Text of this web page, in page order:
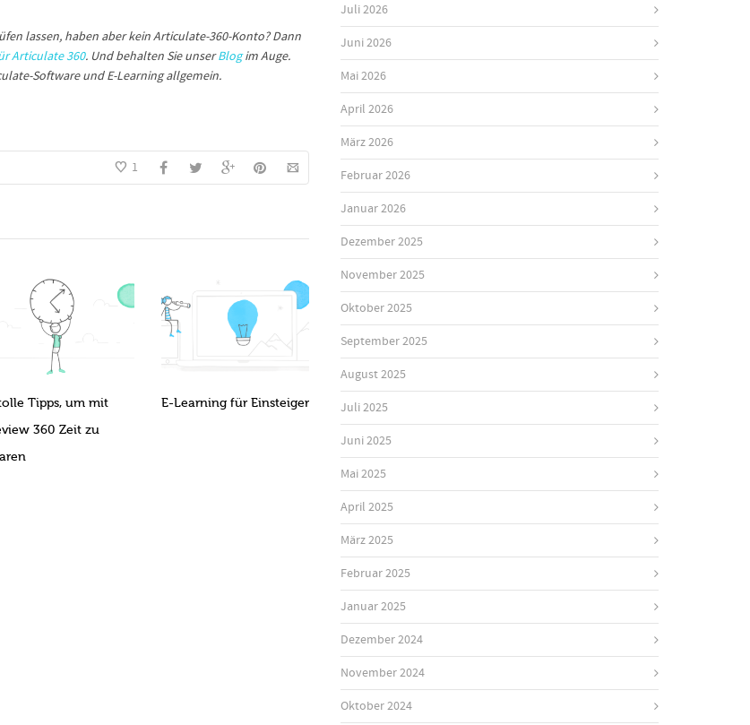
lassen, haben aber kein Articulate-360-Konto? Dann
Articulate 360. Und behalten Sie unserBlogim Auge.
Software und E-Learning allgemein.
1
Tipps, um mit
360 Zeit zu
E-Learning für Einsteiger
Juli 2026
Juni 2026
Mai 2026
April 2026
März 2026
Februar 2026
Januar 2026
Dezember 2025
November 2025
Oktober 2025
September 2025
August 2025
Juli 2025
Juni 2025
Mai 2025
April 2025
März 2025
Februar 2025
Januar 2025
Dezember 2024
November 2024
Oktober 2024